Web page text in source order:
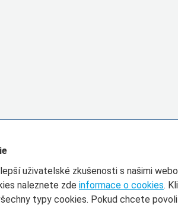
uživatelské zkušenosti s našimi
naleznete zde informace o cookies.
typy cookies. Pokud chcete